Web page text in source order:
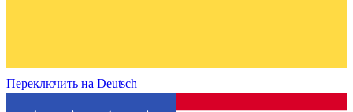
Переключить на Deutsch